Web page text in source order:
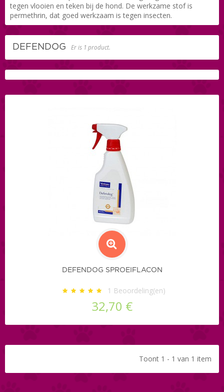
tegen vlooien en teken bij de hond. De werkzame stof is
permethrin, dat goed werkzaam is tegen insecten.
DEFENDOG Er is 1 product.
DEFENDOG SPROEIFLACON
1 Beoordeling(en)
32,70 €
Toont 1 - 1 van 1 item